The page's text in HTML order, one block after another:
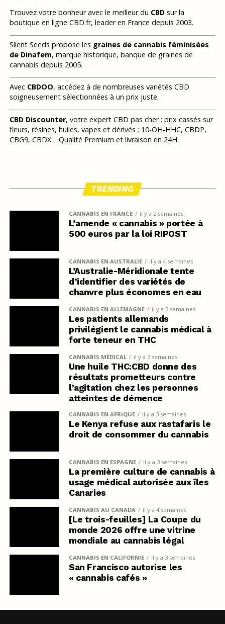
Trouvez votre bonheur avec le meilleur du CBDsur la
boutique en ligne CBD.fr, leader en France depuis 2003.
Silent Seeds propose les graines de cannabis féminisées
de Dinafem, marque historique, banque de graines de
cannabis depuis 2005.
Avec CBDOO, accédez à de nombreuses variétés CBD
soigneusement sélectionnées à un prix juste.
CBD Discounter, votre expert CBD pas cher : prix cassés sur
fleurs, résines, huiles, vapes et dérivés : 10-OH-HHC, CBDP,
CBG9, CBDX… Qualité Premium et livraison en 24H.
TRENDING
CANNABIS EN FRANCE il y a 2 semaines
L’amende « cannabis » portée à
500 euros par la loi RIPOST
CANNABIS EN AUSTRALIE il y a 4 semaines
L’Australie-Méridionale tente
d’identifier des variétés de
chanvre plus économes en eau
CANNABIS EN ALLEMAGNE il y a 3 semaines
Les patients allemands
privilégient le cannabis médical à
forte teneur en THC
CANNABIS MÉDICAL il y a 3 semaines
Une huile THC:CBD donne des
résultats prometteurs contre
l’agitation chez les personnes
atteintes de démence
CANNABIS EN AFRIQUE il y a 3 semaines
Le Kenya refuse aux rastafaris le
droit de consommer du cannabis
CANNABIS EN ESPAGNE il y a 3 semaines
La première culture de cannabis à
usage médical autorisée aux îles
Canaries
CANNABIS AU CANADA il y a 4 semaines
[Le trois-feuilles] La Coupe du
monde 2026 offre une vitrine
mondiale au cannabis légal
CANNABIS EN CALIFORNIE il y a 3 semaines
San Francisco autorise les
« cannabis cafés »